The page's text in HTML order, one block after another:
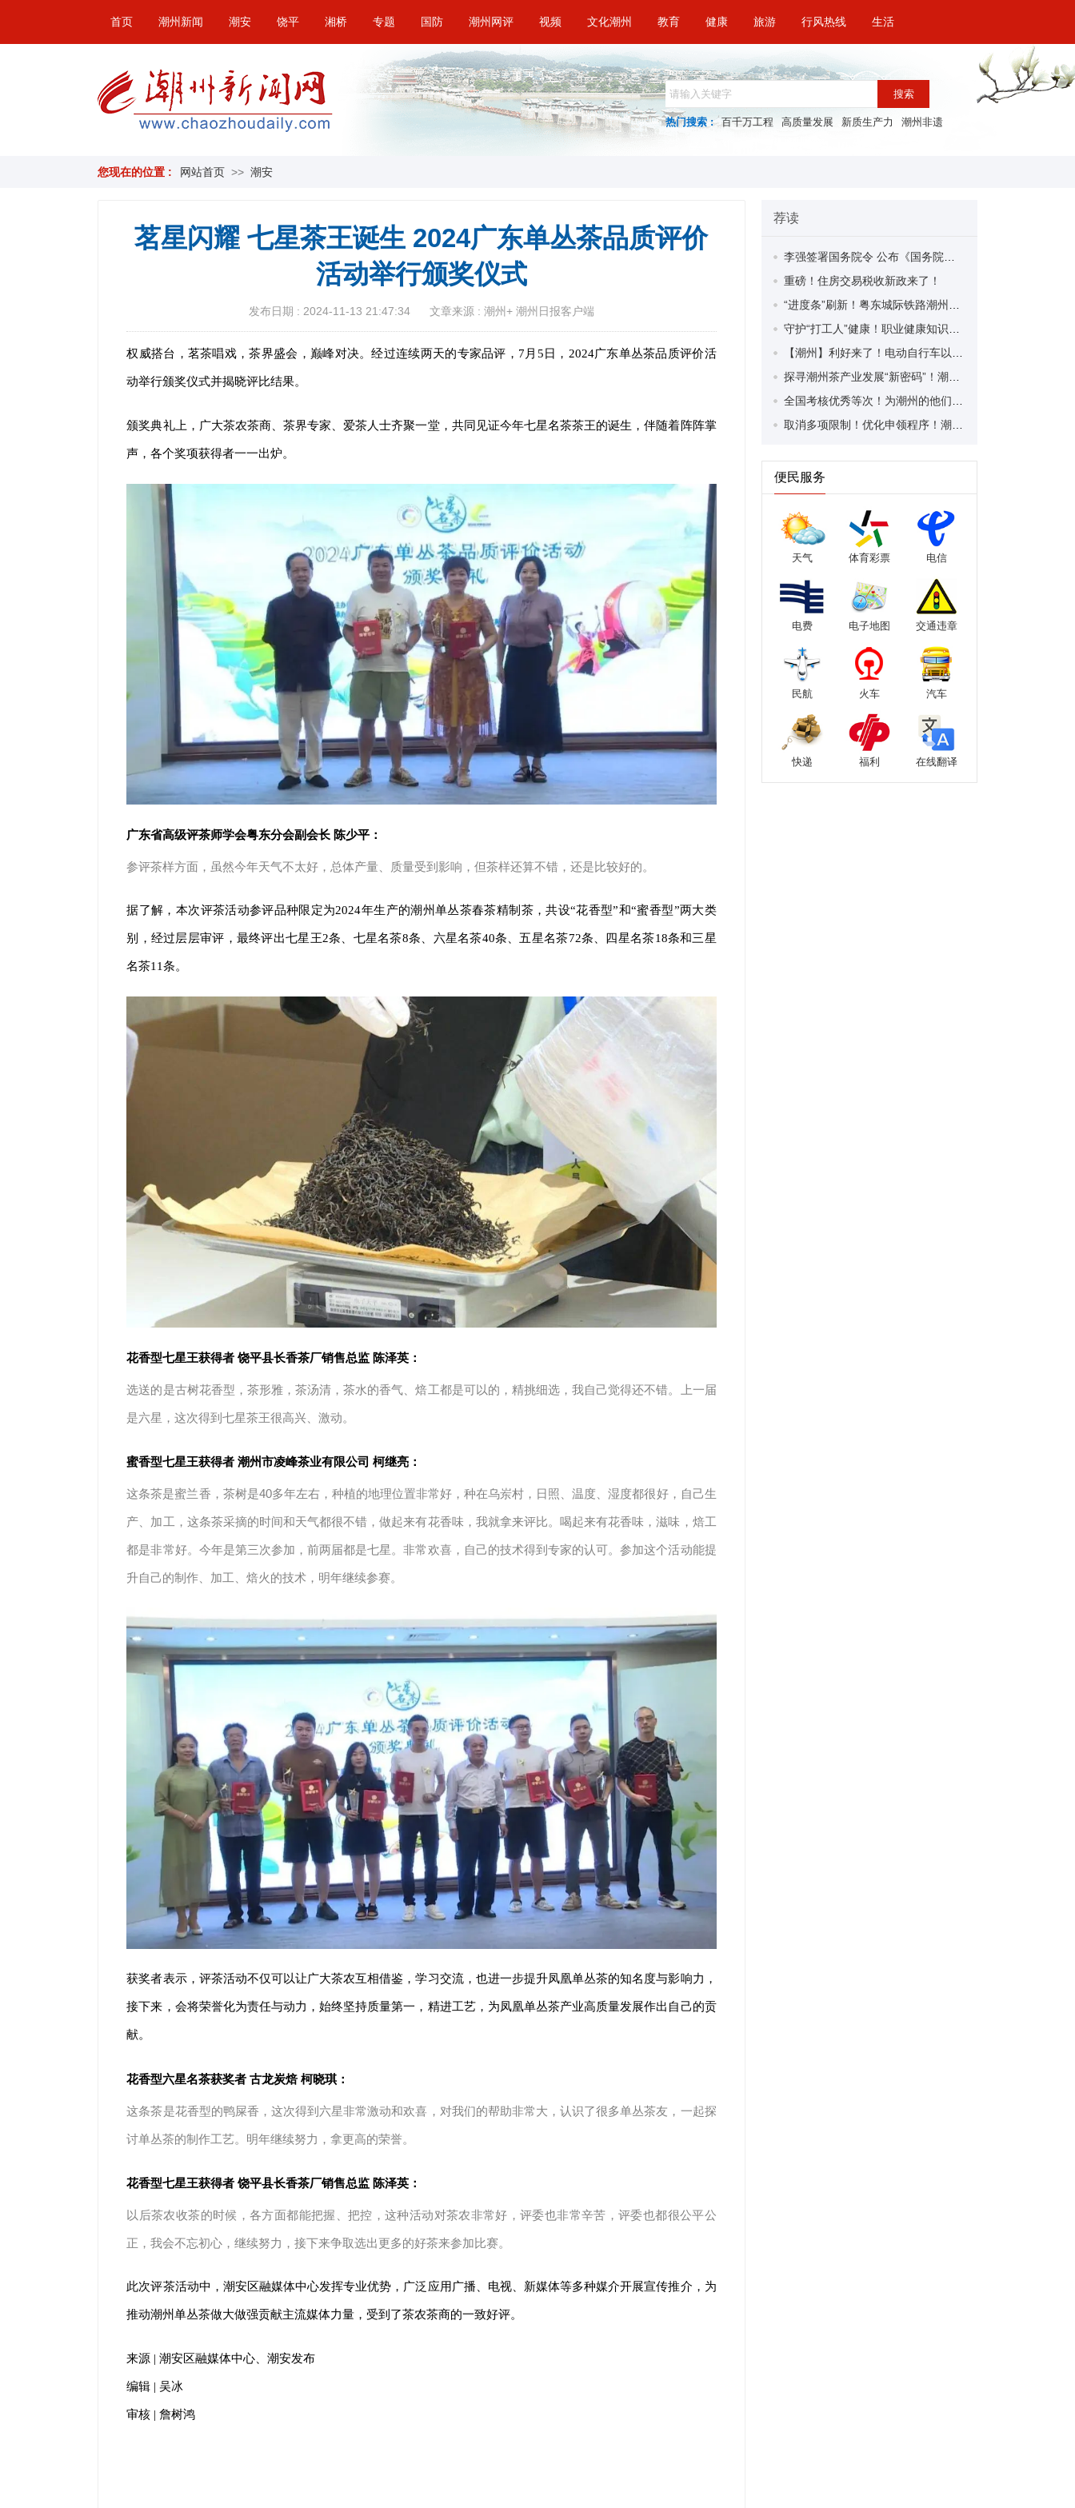
首页 潮州新闻 潮安 饶平 湘桥 专题 国防 潮州网评 视频 文化潮州 教育 健康 旅游 行风热线 生活
搜索
热门搜索 : 百千万工程 高质量发展 新质生产力 潮州非遗
您现在的位置 : 网站首页 >> 潮安
茗星闪耀 七星茶王诞生 2024广东单丛茶品质评价
活动举行颁奖仪式
发布日期 : 2024-11-13 21:47:34 文章来源 : 潮州+ 潮州日报客户端
权威搭台，茗茶唱戏，茶界盛会，巅峰对决。经过连续两天的专家品评，7月5日，2024广东单丛茶品质评价活
动举行颁奖仪式并揭晓评比结果。
颁奖典礼上，广大茶农茶商、茶界专家、爱茶人士齐聚一堂，共同见证今年七星名茶茶王的诞生，伴随着阵阵掌
声，各个奖项获得者一一出炉。
广东省高级评茶师学会粤东分会副会长 陈少平：
参评茶样方面，虽然今年天气不太好，总体产量、质量受到影响，但茶样还算不错，还是比较好的。
据了解，本次评茶活动参评品种限定为2024年生产的潮州单丛茶春茶精制茶，共设“花香型”和“蜜香型”两大类
别，经过层层审评，最终评出七星王2条、七星名茶8条、六星名茶40条、五星名茶72条、四星名茶18条和三星
名茶11条。
花香型七星王获得者 饶平县长香茶厂销售总监 陈泽英：
选送的是古树花香型，茶形雅，茶汤清，茶水的香气、焙工都是可以的，精挑细选，我自己觉得还不错。上一届
是六星，这次得到七星茶王很高兴、激动。
蜜香型七星王获得者 潮州市凌峰茶业有限公司 柯继亮：
这条茶是蜜兰香，茶树是40多年左右，种植的地理位置非常好，种在乌岽村，日照、温度、湿度都很好，自己生
产、加工，这条茶采摘的时间和天气都很不错，做起来有花香味，我就拿来评比。喝起来有花香味，滋味，焙工
都是非常好。今年是第三次参加，前两届都是七星。非常欢喜，自己的技术得到专家的认可。参加这个活动能提
升自己的制作、加工、焙火的技术，明年继续参赛。
获奖者表示，评茶活动不仅可以让广大茶农互相借鉴，学习交流，也进一步提升凤凰单丛茶的知名度与影响力，
接下来，会将荣誉化为责任与动力，始终坚持质量第一，精进工艺，为凤凰单丛茶产业高质量发展作出自己的贡
献。
花香型六星名茶获奖者 古龙炭焙 柯晓琪：
这条茶是花香型的鸭屎香，这次得到六星非常激动和欢喜，对我们的帮助非常大，认识了很多单丛茶友，一起探
讨单丛茶的制作工艺。明年继续努力，拿更高的荣誉。
花香型七星王获得者 饶平县长香茶厂销售总监 陈泽英：
以后茶农收茶的时候，各方面都能把握、把控，这种活动对茶农非常好，评委也非常辛苦，评委也都很公平公
正，我会不忘初心，继续努力，接下来争取选出更多的好茶来参加比赛。
此次评茶活动中，潮安区融媒体中心发挥专业优势，广泛应用广播、电视、新媒体等多种媒介开展宣传推介，为
推动潮州单丛茶做大做强贡献主流媒体力量，受到了茶农茶商的一致好评。
来源 | 潮安区融媒体中心、潮安发布
编辑 | 吴冰
审核 | 詹树鸿
荐读
重磅！住房交易税收新政来了！
便民服务
天气 体育彩票 电信
电费 电子地图 交通违章
民航 火车 汽车
快递 福利 在线翻译